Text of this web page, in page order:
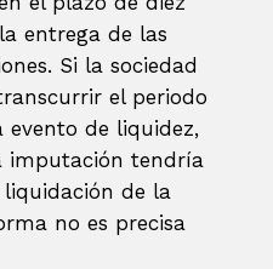
entrega de las
Si la sociedad
el periodo
evento de liquidez,
imputación tendría
de la
no es precisa